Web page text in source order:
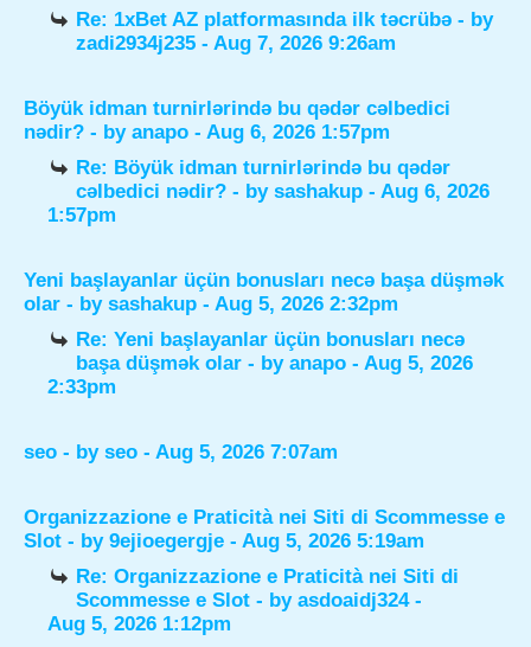
Re: 1xBet AZ platformasında ilk təcrübə - by
zadi2934j235 - Aug 7, 2026 9:26am
Böyük idman turnirlərində bu qədər cəlbedici
nədir? - by anapo - Aug 6, 2026 1:57pm
Re: Böyük idman turnirlərində bu qədər
cəlbedici nədir? - bysashakup - Aug 6, 2026
1:57pm
Yeni başlayanlar üçün bonusları necə başa düşmək
olar - by sashakup - Aug 5, 2026 2:32pm
Re: Yeni başlayanlar üçün bonusları necə
başa düşmək olar - byanapo - Aug 5, 2026
2:33pm
seo - by seo - Aug 5, 2026 7:07am
Organizzazione e Praticità nei Siti di Scommesse e
Slot - by 9ejioegergje - Aug 5, 2026 5:19am
Re: Organizzazione e Praticità nei Siti di
Scommesse e Slot - byasdoaidj324-
Aug 5, 2026 1:12pm